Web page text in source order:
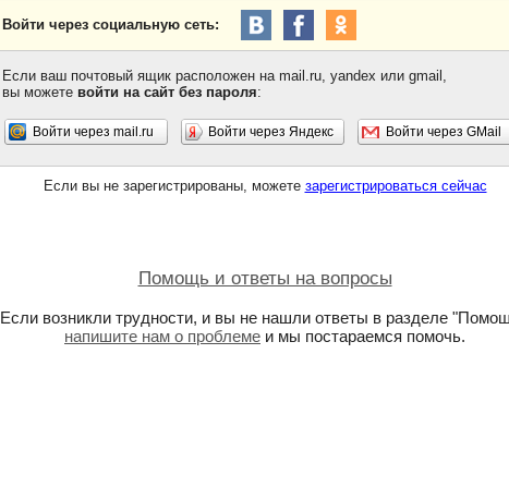
Войти через социальную сеть:
Если ваш почтовый ящик расположен на mail.ru, yandex или gmail,
вы можете войти на сайт без пароля:
Войти через mail.ru Войти через Яндекс Войти через GMail
Если вы не зарегистрированы, можете зарегистрироваться сейчас
Помощь и ответы на вопросы
Если возникли трудности, и вы не нашли ответы в разделе
напишите нам о проблеме и мы постараемся помочь.